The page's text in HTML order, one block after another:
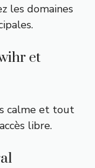
les domaines
et
calme et tout
libre.